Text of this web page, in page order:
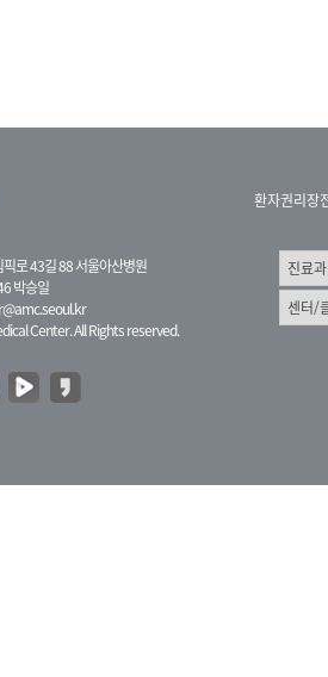
로 43길 88 서울아산병원
박승일
Center. All Rights reserved.
환자권리장